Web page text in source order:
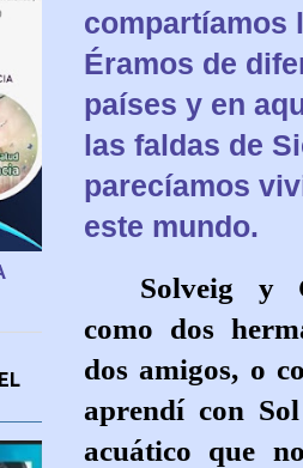
compartíamos
Éramos de
países y en
las faldas de
parecíamos
este mundo.
Solveig y
como dos
dos amigos, o
aprendí con
acuático que